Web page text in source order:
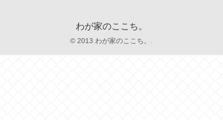
わが家のここち。
© 2013 わが家のここち。.